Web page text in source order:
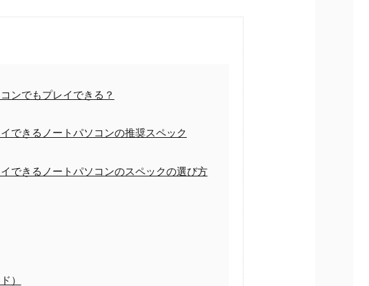
ンでもプレイできる？
できるノートパソコンの推奨スペック
できるノートパソコンのスペックの選び方
）